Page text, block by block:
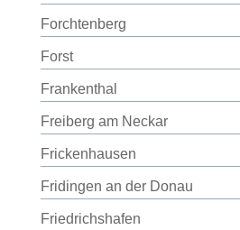
Forchtenberg
Forst
Frankenthal
Freiberg am Neckar
Frickenhausen
Fridingen an der Donau
Friedrichshafen